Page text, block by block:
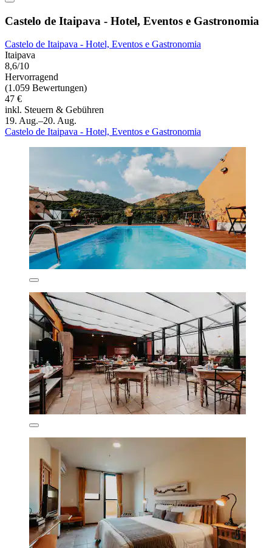
Castelo de Itaipava - Hotel, Eventos e Gastronomia
Castelo de Itaipava - Hotel, Eventos e Gastronomia
Itaipava
8,6/10
Hervorragend
(1.059 Bewertungen)
47 €
inkl. Steuern & Gebühren
19. Aug.–20. Aug.
Castelo de Itaipava - Hotel, Eventos e Gastronomia